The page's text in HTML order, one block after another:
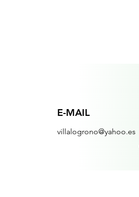
E-MAIL
villalogrono@yahoo.es